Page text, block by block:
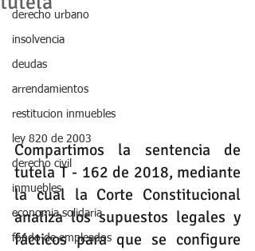
derecho urbano
insolvencia
deudas
arrendamientos
restitucion inmuebles
ley 820 de 2003
derecho civil
inmuebles
economia solidaria
fondo de empleados
Compartimos la sentencia de
tutela T - 162 de 2018, mediante
la cual la Corte Constitucional
analiza los supuestos legales y
fácticos para que se configure